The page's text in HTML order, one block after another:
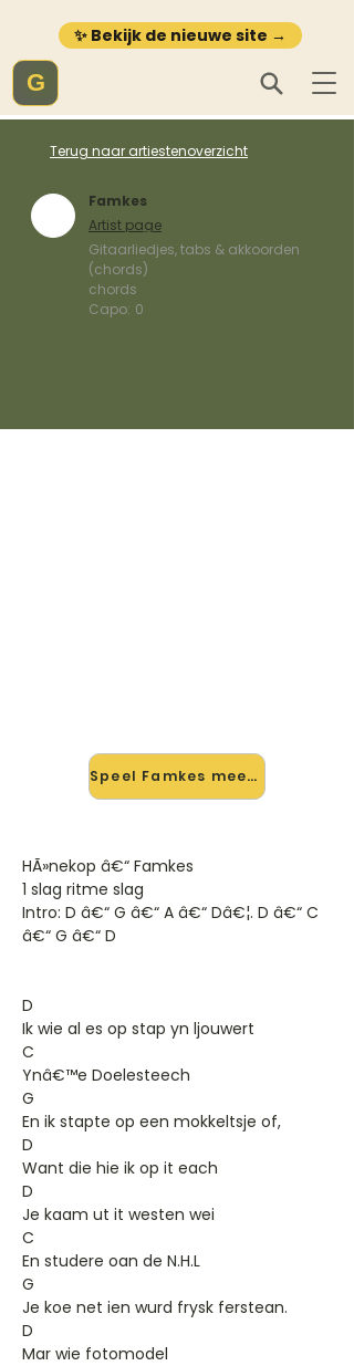
✨ Bekijk de nieuwe site →
G
Terug naar artiestenoverzicht
Famkes
Artist page
Gitaarliedjes, tabs & akkoorden
(chords)
chords
Capo: 0
Speel Famkes mee →
HÃ»nekop â€“ Famkes
1 slag ritme slag
Intro: D â€“ G â€“ A â€“ Dâ€¦. D â€“ C
â€“ G â€“ D
D
Ik wie al es op stap yn ljouwert
C
Ynâ€™e Doelesteech
G
En ik stapte op een mokkeltsje of,
D
Want die hie ik op it each
D
Je kaam ut it westen wei
C
En studere oan de N.H.L
G
Je koe net ien wurd frysk ferstean.
D
Mar wie fotomodel